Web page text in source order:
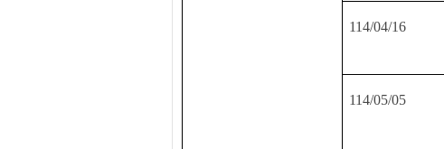
114/04/16
114/05/05